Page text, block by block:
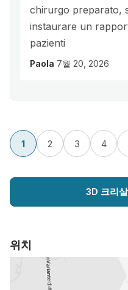
chirurgo preparato,
instaurare un
pazienti
Paola 7월 20, 2026
1 2 3 4
3D 크리
위치